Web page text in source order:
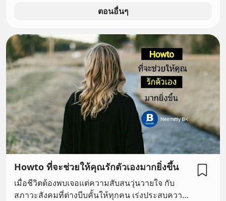
ตอนอื่นๆ
Howto ที่จะช่วยให้คุณรักตัวเองมากยิ่งขึ้น
เมื่อชีวิตต้องพบเจอแต่ความสับสนวุ่นวายใจ กับ
สภาวะสังคมที่ต่างบีบคั้นให้ทุกคน เร่งประสบความ